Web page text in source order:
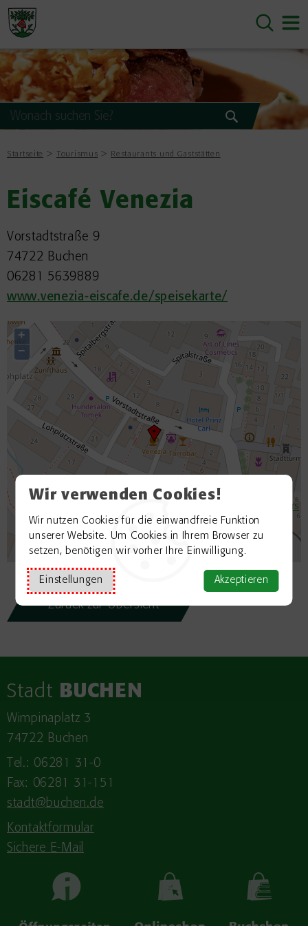
Wir verwenden Cookies!
Wir nutzen Cookies für die einwandfreie Funktion
unserer Website. Um Cookies in Ihrem Browser zu
setzen, benötigen wir vorher Ihre Einwilligung.
Einstellungen Akzeptieren
Startseite Tourismus Restaurants und Gaststätten
Eiscafé Venezia
Vorstadtstraße 9
74722 Buchen
06281 5639889
www.venezia-eiscafe.de/speisekarte/
+
−
OpenStreetMap contributors
Zurück zur Übersicht
Stadt BUCHEN
Wimpinaplatz 3
74722 Buchen
Tel.: 06281 31-0
Fax: 06281 31-151
stadt@buchen.de
Kontaktformular
Sichere E-Mail